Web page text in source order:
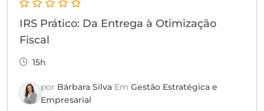
IRS Prático: Da Entrega à Otimização
Fiscal
15h
por Bárbara Silva Em Gestão Estratégica e
Empresarial